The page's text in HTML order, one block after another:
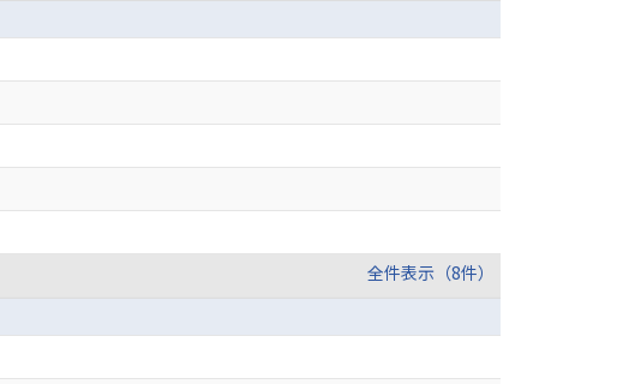
全件表示（8件）